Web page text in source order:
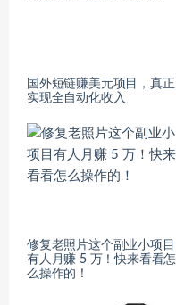
国外短链赚美元项目，真正
实现全自动化收入
修复老照片这个副业小项目
有人月赚 5 万！快来看看怎
么操作的！